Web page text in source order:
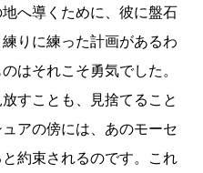
へ導くために、彼に盤石
りに練った計画があるわ
はそれこそ勇気でした。
すことも、見捨てること
アの傍には、あのモーセ
約束されるのです。これ